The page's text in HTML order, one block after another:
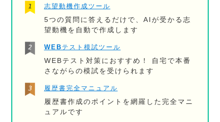
志望動機作成ツール
5つの質問に答えるだけで、AIが受かる志
望動機を自動で作成します
WEBテスト模試ツール
WEBテスト対策におすすめ！ 自宅で本番
さながらの模試を受けられます
履歴書完全マニュアル
履歴書作成のポイントを網羅した完全マニ
ュアルです